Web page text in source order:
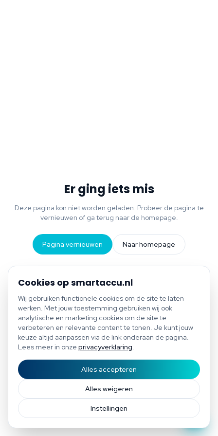
Bespaar tot €1.200 per jaar
Gratis scan of plan direct een afspraak
Cookies op smartaccu.nl
Wij gebruiken functionele cookies om de site te laten
werken. Met jouw toestemming gebruiken wij ook
analytische en marketing cookies om de site te
verbeteren en relevante content te tonen. Je kunt jouw
keuze altijd aanpassen via de link onderaan de pagina.
Lees meer in onze privacyverklaring.
Instellingen
Alles weigeren
Alles accepteren
Er ging iets mis
Deze pagina kon niet worden geladen. Probeer de pagina te
vernieuwen of ga terug naar de homepage.
Pagina vernieuwen Naar homepage